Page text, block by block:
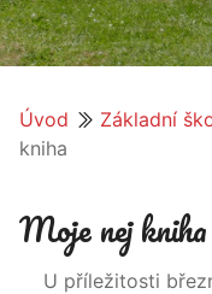
Úvod Základní
kniha
Moje nej kniha
U příležitosti